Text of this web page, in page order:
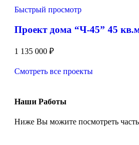
Быстрый просмотр
Проект дома “Ч-45” 45
1 135 000 ₽
Смотреть все проекты
Наши Работы
Ниже Вы можите посмотреть